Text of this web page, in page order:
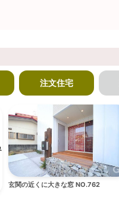
注文住宅
玄関の近くに大きな窓 NO.762